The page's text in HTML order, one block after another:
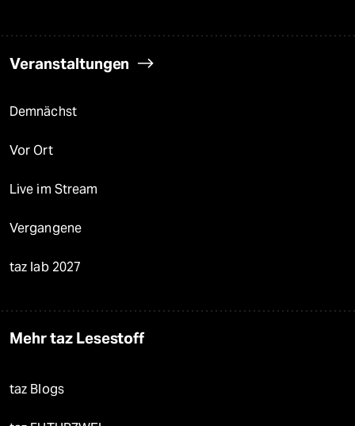
Veranstaltungen
Demnächst
Vor Ort
Live im Stream
Vergangene
taz lab 2027
Mehr taz Lesestoff
taz Blogs